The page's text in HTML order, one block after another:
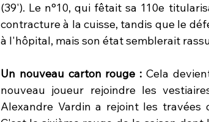
(39'). Le n°10, qui fêtait sa 110e
contracture à la cuisse, tandis que le
à l'hôpital, mais son état semblerait
Un nouveau carton rouge : Cela
nouveau joueur rejoindre les
Alexandre Vardin a rejoint les travées